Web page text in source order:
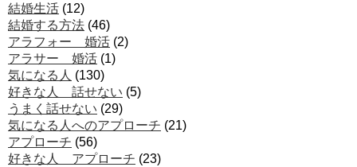
結婚生活 (12)
結婚する方法 (46)
アラフォー 婚活 (2)
アラサー 婚活 (1)
気になる人 (130)
好きな人 話せない (5)
うまく話せない (29)
気になる人へのアプローチ (21)
アプローチ (56)
好きな人 アプローチ (23)